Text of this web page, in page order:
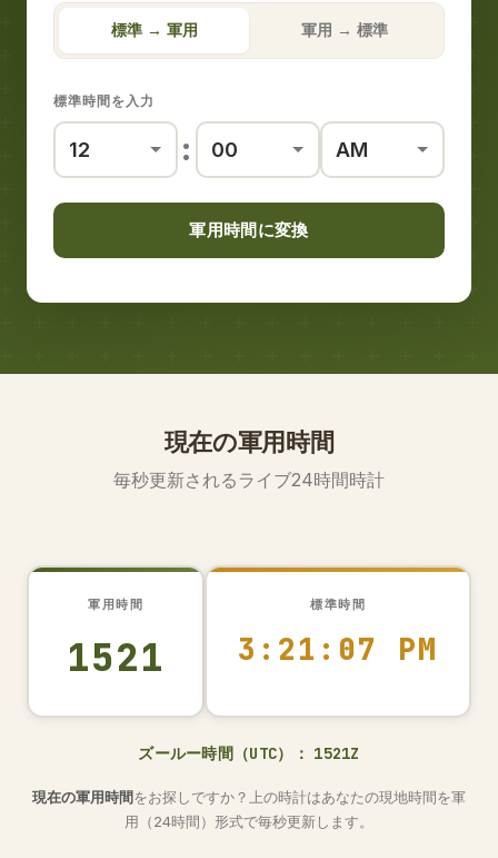
標準 → 軍用 軍用 → 標準
標準時間を入力
:
軍用時間に変換
現在の軍用時間
毎秒更新されるライブ24時間時計
軍用時間
1521
標準時間
3:21:08 PM
ズールー時間（UTC）： 1521Z
現在の軍用時間をお探しですか？上の時計はあなたの現地時間を軍
用（24時間）形式で毎秒更新します。